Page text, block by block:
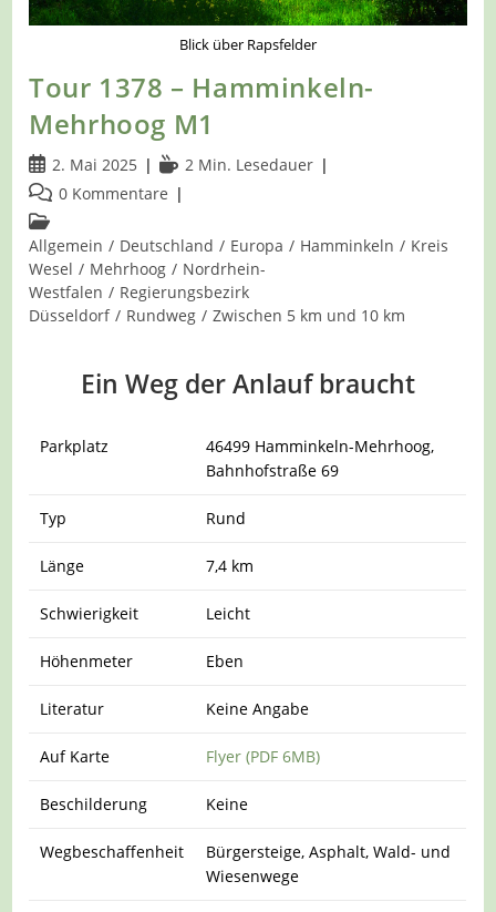
Blick über Rapsfelder
Tour 1378 – Hamminkeln-
Mehrhoog M1
Beitrag
veröffentlicht:
2. Mai 2025 Lesedauer:
2 Min. Lesedauer
Beitrags-
Kommentare:
0 Kommentare
Beitrags-
Kategorie:
Allgemein / Deutschland / Europa / Hamminkeln / Kreis
Wesel / Mehrhoog / Nordrhein-
Westfalen / Regierungsbezirk
Düsseldorf / Rundweg / Zwischen 5 km und 10 km
Ein Weg der Anlauf braucht
Parkplatz
46499 Hamminkeln-Mehrhoog,
Bahnhofstraße 69
Typ Rund
Länge 7,4 km
Schwierigkeit Leicht
Höhenmeter Eben
Literatur Keine Angabe
Auf Karte Flyer (PDF 6MB)
Beschilderung Keine
Wegbeschaffenheit
Bürgersteige, Asphalt, Wald- und
Wiesenwege